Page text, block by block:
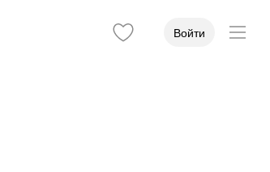
Войти